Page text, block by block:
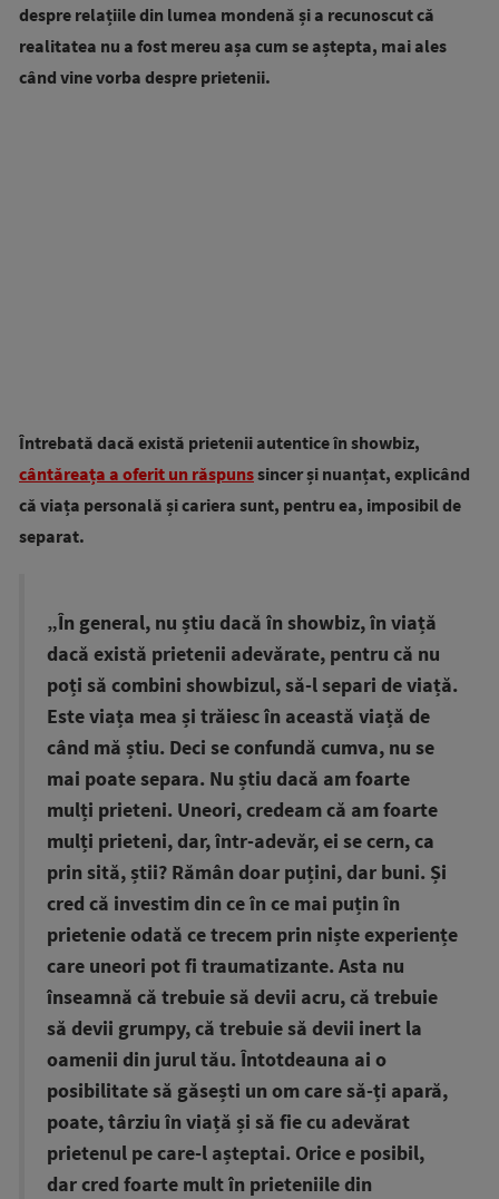
despre relațiile din lumea mondenă și a recunoscut că
realitatea nu a fost mereu așa cum se aștepta, mai ales
când vine vorba despre prietenii.
Întrebată dacă există prietenii autentice în showbiz,
cântăreața a oferit un răspunssincer și nuanțat, explicând
că viața personală și cariera sunt, pentru ea, imposibil de
separat.
„În general, nu știu dacă în showbiz, în viață
dacă există prietenii adevărate, pentru că nu
poți să combini showbizul, să-l separi de viață.
Este viața mea și trăiesc în această viață de
când mă știu. Deci se confundă cumva, nu se
mai poate separa. Nu știu dacă am foarte
mulți prieteni. Uneori, credeam că am foarte
mulți prieteni, dar, într-adevăr, ei se cern, ca
prin sită, știi? Rămân doar puțini, dar buni. Și
cred că investim din ce în ce mai puțin în
prietenie odată ce trecem prin niște experiențe
care uneori pot fi traumatizante. Asta nu
înseamnă că trebuie să devii acru, că trebuie
să devii grumpy, că trebuie să devii inert la
oamenii din jurul tău. Întotdeauna ai o
posibilitate să găsești un om care să-ți apară,
poate, târziu în viață și să fie cu adevărat
prietenul pe care-l așteptai. Orice e posibil,
dar cred foarte mult în prieteniile din